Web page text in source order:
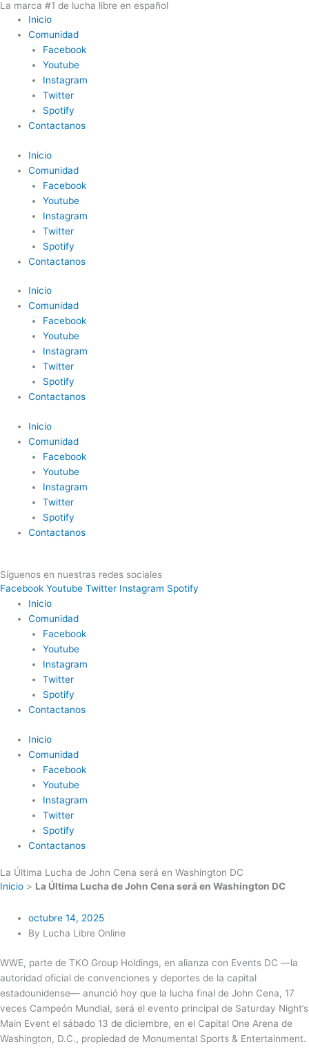
Ir
contenido
La marca #1 de lucha libre en español
Inicio
Comunidad
Facebook
Youtube
Instagram
Twitter
Spotify
Contactanos
Inicio
Comunidad
Facebook
Youtube
Instagram
Twitter
Spotify
Contactanos
Inicio
Comunidad
Facebook
Youtube
Instagram
Twitter
Spotify
Contactanos
Inicio
Comunidad
Facebook
Youtube
Instagram
Twitter
Spotify
Contactanos
Síguenos en nuestras redes sociales
Facebook Youtube Twitter Instagram Spotify
Inicio
Comunidad
Facebook
Youtube
Instagram
Twitter
Spotify
Contactanos
Inicio
Comunidad
Facebook
Youtube
Instagram
Twitter
Spotify
Contactanos
La Última Lucha de John Cena será en Washington DC
Inicio > La Última Lucha de John Cena será en Washington DC
octubre 14, 2025
By Lucha Libre Online
WWE, parte de TKO Group Holdings, en alianza con Events DC —la
autoridad oficial de convenciones y deportes de la capital
estadounidense— anunció hoy que la lucha final de John Cena, 17
veces Campeón Mundial, será el evento principal de Saturday Night’s
Main Event el sábado 13 de diciembre, en el Capital One Arena de
Washington, D.C., propiedad de Monumental Sports & Entertainment.